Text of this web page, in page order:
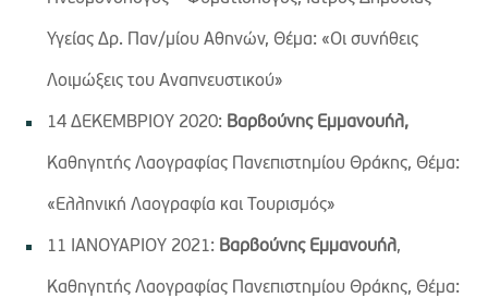
Υγείας Δρ. Παν/μίου Αθηνών, Θέμα: «Οι συνήθεις
Λοιμώξεις του Αναπνευστικού»
14 ΔΕΚΕΜΒΡΙΟΥ 2020: Βαρβούνης Εμμανουήλ,
Καθηγητής Λαογραφίας Πανεπιστημίου Θράκης, Θέμα:
«Ελληνική Λαογραφία και Τουρισμός»
11 ΙΑΝΟΥΑΡΙΟΥ 2021: Βαρβούνης Εμμανουήλ,
Καθηγητής Λαογραφίας Πανεπιστημίου Θράκης, Θέμα: